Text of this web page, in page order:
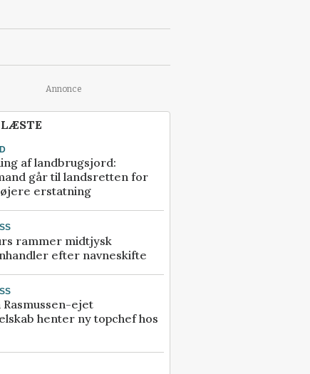
Annonce
af landbrugsjord:
går til landsretten for
erstatning
rammer midtjysk
efter navneskifte
Rasmussen-ejet
henter ny topchef hos